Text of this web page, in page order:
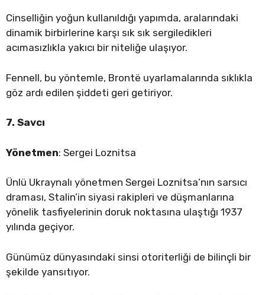
Cinselliğin yoğun kullanıldığı yapımda, aralarındaki
dinamik birbirlerine karşı sık sık sergiledikleri
acımasızlıkla yakıcı bir niteliğe ulaşıyor.
Fennell, bu yöntemle, Brontë uyarlamalarında sıklıkla
göz ardı edilen şiddeti geri getiriyor.
7. Savcı
Yönetmen: Sergei Loznitsa
Ünlü Ukraynalı yönetmen Sergei Loznitsa’nın sarsıcı
draması, Stalin’in siyasi rakipleri ve düşmanlarına
yönelik tasfiyelerinin doruk noktasına ulaştığı 1937
yılında geçiyor.
Günümüz dünyasındaki sinsi otoriterliği de bilinçli bir
şekilde yansıtıyor.